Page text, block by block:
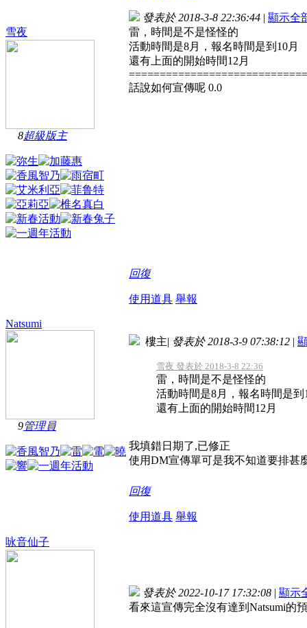
雪夜
8超級版主
發表於 2018-3-8 22:36:44 | 顯示全
雷，時間是不是怪怪的
活動時間是8月，報名時間是到10月
還有上面的開始時間12月
話說如何宣傳呢 0.0
回復
使用道具 舉報
Natsumi
9管理員
樓主| 發表於 2018-3-9 07:38:12 |
雪夜 發表於 2018-3-8 22:36
雷，時間是不是怪怪的
活動時間是8月，報名時間是到
還有上面的開始時間12月
我填錯日期了,已修正
使用DM宣傳單可是我不知道要排甚
回復
使用道具 舉報
咏音仙子
發表於 2022-10-17 17:32:08 | 顯示
看來這宣傳完全沒有達到Natsumi的